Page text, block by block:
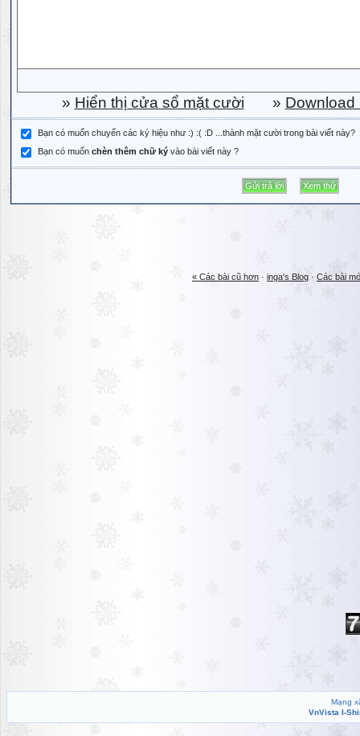
» Hiển thị cửa sổ mặt cười » Download
Bạn có muốn chuyển các ký hiệu như :) :( :D ...thành mặt cười trong bài viết này?
Bạn có muốn chèn thêm chữ ký vào bài viết này ?
« Các bài cũ hơn · inga's Blog · Các bài
Mạng
VnVista I-